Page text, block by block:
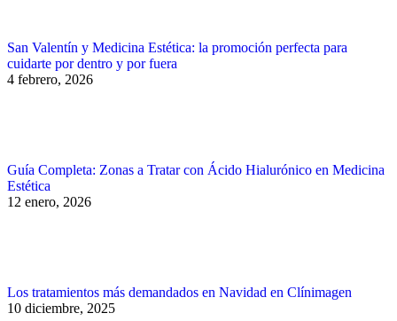
San Valentín y Medicina Estética: la promoción perfecta para
cuidarte por dentro y por fuera
4 febrero, 2026
Guía Completa: Zonas a Tratar con Ácido Hialurónico en Medicina
Estética
12 enero, 2026
Los tratamientos más demandados en Navidad en Clínimagen
10 diciembre, 2025